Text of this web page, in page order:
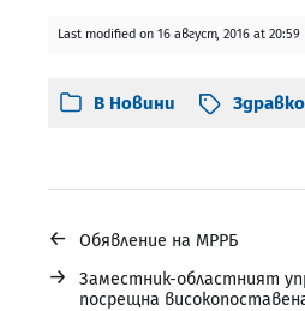
Last modified on 16 август, 2016 at 20:59
В Новини
← Обявление на МРРБ
→
Заместник-областният
посрещна